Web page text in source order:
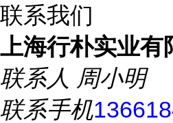
联系我们
上海行朴实业有
联系人 周小明
联系手机